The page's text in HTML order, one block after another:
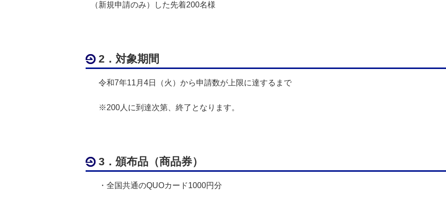
（新規申請のみ）した先着200名様
2．対象期間
令和7年11月4日（火）から申請数が上限に達するまで
※200人に到達次第、終了となります。
3．頒布品（商品券）
・全国共通のQUOカード1000円分